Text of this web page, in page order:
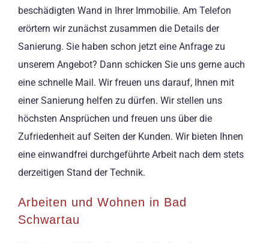
beschädigten Wand in Ihrer Immobilie. Am Telefon
erörtern wir zunächst zusammen die Details der
Sanierung. Sie haben schon jetzt eine Anfrage zu
unserem Angebot? Dann schicken Sie uns gerne auch
eine schnelle Mail. Wir freuen uns darauf, Ihnen mit
einer Sanierung helfen zu dürfen. Wir stellen uns
höchsten Ansprüchen und freuen uns über die
Zufriedenheit auf Seiten der Kunden. Wir bieten Ihnen
eine einwandfrei durchgeführte Arbeit nach dem stets
derzeitigen Stand der Technik.
Arbeiten und Wohnen in Bad
Schwartau